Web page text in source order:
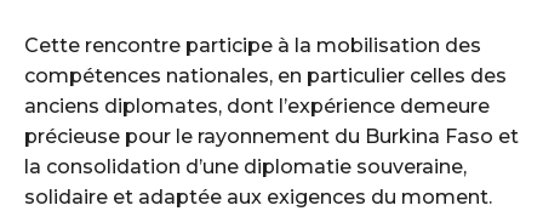
‎Cette rencontre participe à la mobilisation des
compétences nationales, en particulier celles des
anciens diplomates, dont l’expérience demeure
précieuse pour le rayonnement du Burkina Faso et
la consolidation d’une diplomatie souveraine,
solidaire et adaptée aux exigences du moment.